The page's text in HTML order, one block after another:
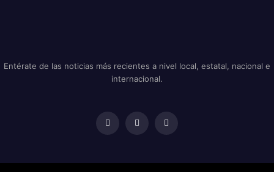
Entérate de las noticias más recientes a nivel local, estatal, nacional e
internacional.